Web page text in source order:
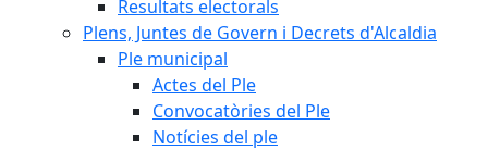
Resultats electorals
Plens, Juntes de Govern i Decrets d'Alcaldia
Ple municipal
Actes del Ple
Convocatòries del Ple
Notícies del ple